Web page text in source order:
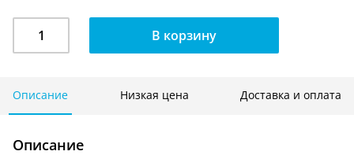
Наклонный
12-
ю
F
В корзину
Описание Низкая цена Доставка и оплата
Описание